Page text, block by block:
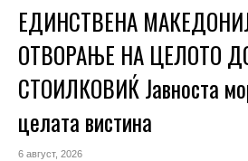
ЕДИНСТВЕНА
ОТВОРАЊЕ НА ЦЕЛОТО
СТОИЛКОВИЌ Јавноста
целата вистина
6 август, 2026